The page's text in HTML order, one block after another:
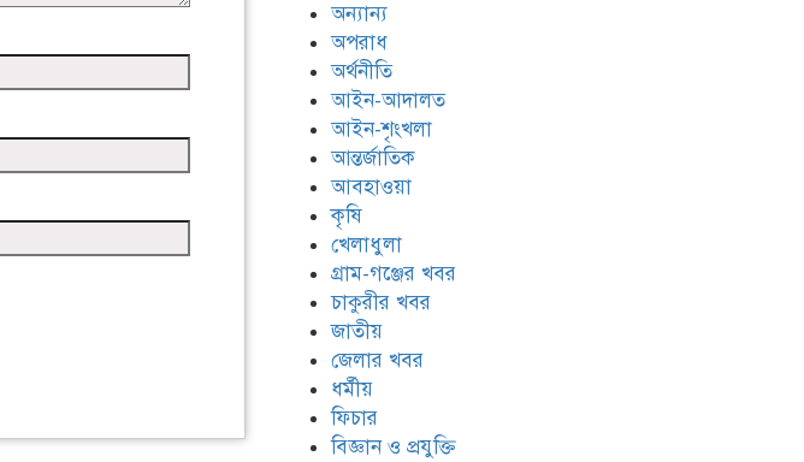
অন্যান্য
অপরাধ
অর্থনীতি
আইন-আদালত
আইন-শৃংখলা
আন্তর্জাতিক
আবহাওয়া
কৃষি
খেলাধুলা
গ্রাম-গঞ্জের খবর
চাকুরীর খবর
জাতীয়
জেলার খবর
ধর্মীয়
ফিচার
বিজ্ঞান ও প্রযুক্তি